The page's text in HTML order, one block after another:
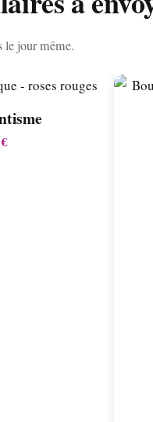
le jour même.